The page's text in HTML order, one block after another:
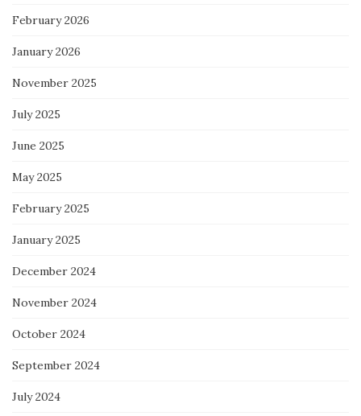
February 2026
January 2026
November 2025
July 2025
June 2025
May 2025
February 2025
January 2025
December 2024
November 2024
October 2024
September 2024
July 2024